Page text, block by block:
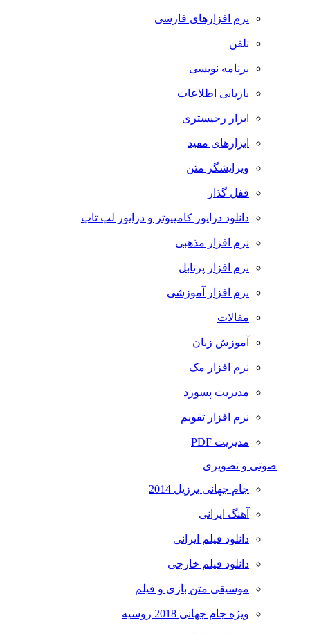
نرم افزارهای فارسی
تلفن
برنامه نویسی
بازیابی اطلاعات
ابزار رجیستری
ابزارهای مفید
ویرایشگر متن
قفل گذار
دانلود درایور کامپیوتر و درایور لپ تاپ
نرم افزار مذهبی
نرم افزار پرتابل
نرم افزار آموزشی
مقالات
آموزش زبان
نرم افزار مک
مدیریت پسورد
نرم افزار تقویم
مدیریت PDF
صوتی و تصویری
جام جهانی برزیل 2014
آهنگ ایرانی
دانلود فیلم ایرانی
دانلود فیلم خارجی
موسیقی متن بازی و فیلم
ویژه جام جهانی 2018 روسیه